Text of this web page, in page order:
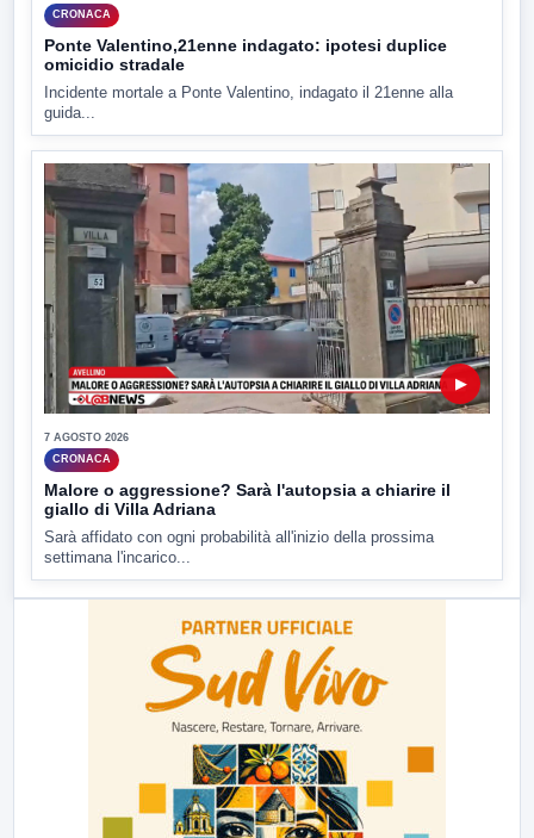
CRONACA
Ponte Valentino,21enne indagato: ipotesi duplice
omicidio stradale
Incidente mortale a Ponte Valentino, indagato il 21enne alla
guida...
▶
7 AGOSTO 2026
CRONACA
Malore o aggressione? Sarà l'autopsia a chiarire il
giallo di Villa Adriana
Sarà affidato con ogni probabilità all'inizio della prossima
settimana l'incarico...